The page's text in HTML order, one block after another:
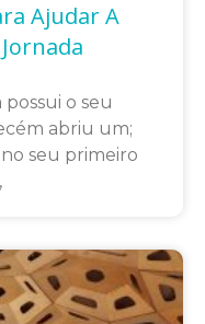
Ajudar A
possui o seu
abriu um;
seu primeiro